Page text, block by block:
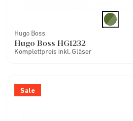
Hugo Boss
Hugo Boss HG1232
Komplettpreis inkl. Gläser
Sale